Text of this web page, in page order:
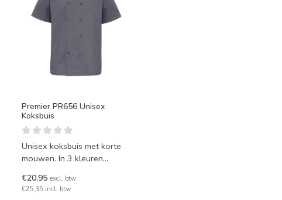
Premier PR656 Unisex
Koksbuis
Unisex koksbuis met korte
mouwen. In 3 kleuren
€20,95 excl. btw
€25,35 incl. btw